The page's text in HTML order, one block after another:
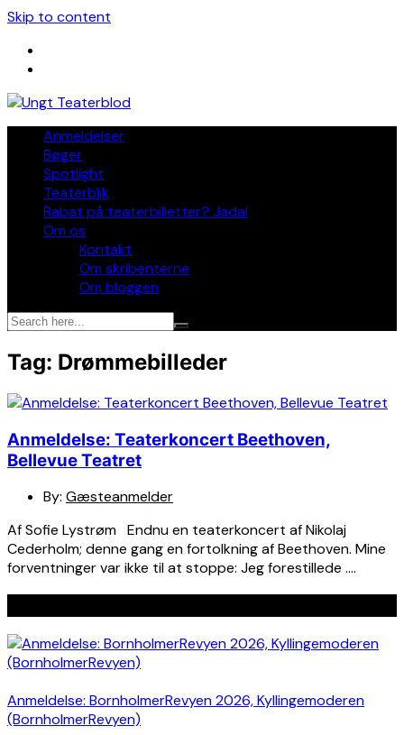
Skip to content
Anmeldelser
Bøger
Spotlight
Teaterblik
Rabat på teaterbilletter? Jada!
Om os
Kontakt
Om skribenterne
Om bloggen
Tag: Drømmebilleder
Anmeldelse: Teaterkoncert Beethoven,
Bellevue Teatret
By: Gæsteanmelder
Af Sofie Lystrøm Endnu en teaterkoncert af Nikolaj
Cederholm; denne gang en fortolkning af Beethoven. Mine
forventninger var ikke til at stoppe: Jeg forestillede ….
Anmeldelse: BornholmerRevyen 2026, Kyllingemoderen
(BornholmerRevyen)